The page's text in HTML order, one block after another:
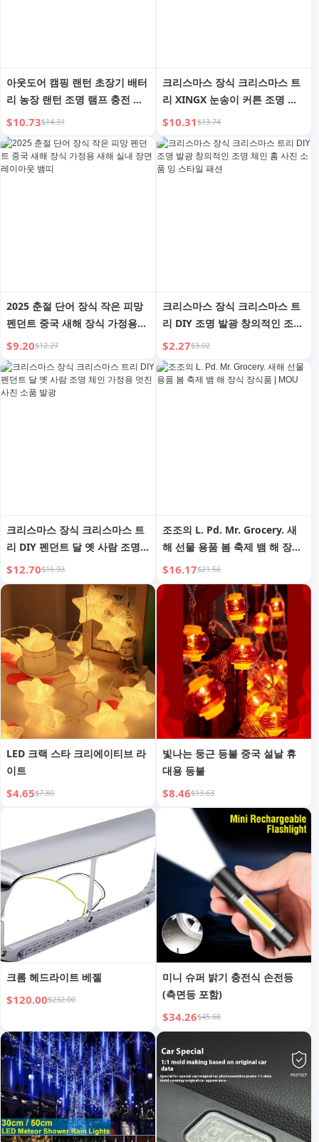
아웃도어 캠핑 랜턴 초장기 배터
리 농장 랜턴 조명 램프 충전 캠
핑 램프 앰비언스 라이트 텐트
라이트 랜턴 캠핑장 램프
$10.73$14.31
크리스마스 장식 크리스마스 트
리 XINGX 눈송이 커튼 조명 장
면 레이아웃 세트 드레스 업 사
진 소품 분위기
$10.31$13.74
2025 춘절 단어 장식 작은 피망
펜던트 중국 새해 장식 가정용
새해 실내 장면 레이아웃 뱀띠
$9.20$12.27
크리스마스 장식 크리스마스 트
리 DIY 조명 발광 창의적인 조명
체인 홈 사진 소품 잉 스타일 패
션
$2.27$3.02
크리스마스 장식 크리스마스 트
리 DIY 펜던트 달 옛 사람 조명
체인 가정용 멋진 사진 소품 발
광
$12.70$16.93
조조의 L. Pd. Mr. Grocery. 새
해 선물 용품 봄 축제 뱀 해 장식
장식품 | MOU
$16.17$21.56
LED 크랙 스타 크리에이티브 라
이트
$4.65$7.80
빛나는 둥근 등불 중국 설날 휴
대용 등불
$8.46$13.63
크롬 헤드라이트 베젤
$120.00$232.00
미니 슈퍼 밝기 충전식 손전등
(측면등 포함)
$34.26$45.68